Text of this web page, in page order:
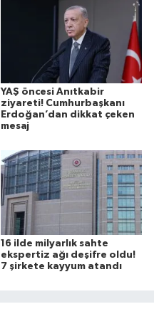
YAŞ öncesi Anıtkabir
ziyareti! Cumhurbaşkanı
Erdoğan’dan dikkat çeken
mesaj
16 ilde milyarlık sahte
ekspertiz ağı deşifre oldu!
7 şirkete kayyum atandı